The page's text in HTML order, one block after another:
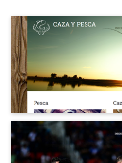
Los más recientes
Los más populares
Diseños vírgenes
Negocios
Belleza y Bienestar
Tienda online